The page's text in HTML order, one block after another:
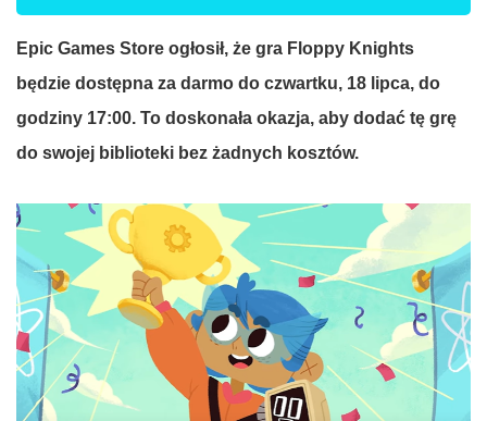
Epic Games Store ogłosił, że gra Floppy Knights
będzie dostępna za darmo do czwartku, 18 lipca, do
godziny 17:00. To doskonała okazja, aby dodać tę grę
do swojej biblioteki bez żadnych kosztów.